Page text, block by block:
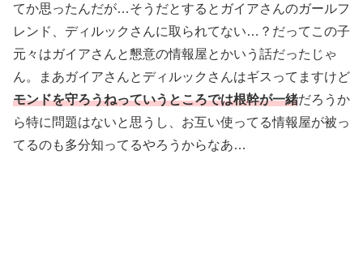
てか思ったんだが…そうだとするとガイアさんのガールフ
レンド、ディルックさんに取られてない…？だってこの子
元々はガイアさんと懇意の情報屋とかいう話だったじゃ
ん。まあガイアさんとディルックさんはギスってますけど
モンドを守ろうねっていうところでは根幹が一緒だろうか
ら特に問題はないと思うし、お互い使ってる情報屋が被っ
てるのも多分知ってるやろうからなあ…